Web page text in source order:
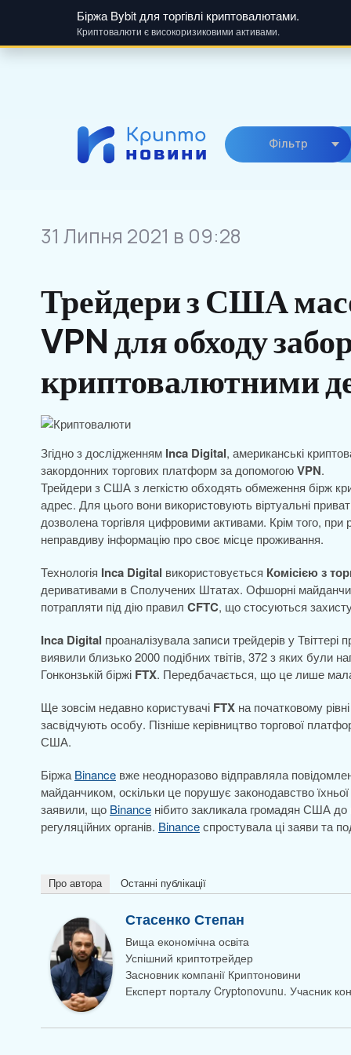
Біржа Bybit для торгівлі криптовалютами.
Криптовалюти є високоризиковими активами.
Фiльтр
31 Липня 2021 в 09:28
Трейдери з США
VPN для обходу
криптовалютними
Згідно з дослідженням Inca Digital, американські
закордонних торгових платформ за допомогоюVPN.
Трейдери з США з легкістю обходять обмеження бірж
адрес. Для цього вони використовують віртуальні
дозволена торгівля цифровими активами. Крім того,
неправдиву інформацію про своє місце проживання.
Технологія Inca Digital використовується Комісією з
деривативами в Сполучених Штатах. Офшорні
потрапляти під дію правил CFTC, що стосуються
Inca Digital проаналізувала записи трейдерів у
виявили близько 2000 подібних твітів, 372 з яких були
Гонконзькій біржі FTX. Передбачається, що це лише мала
Ще зовсім недавно користувачі FTX на початковому рівні
засвідчують особу. Пізніше керівництво торгової
США.
Біржа Binance вже неодноразово відправляла
майданчиком, оскільки це порушує законодавство
заявили, що Binance нібито закликала громадян США до
регуляційних органів. Binanceспростувала ці заяви та
Про автора Останні публікації
Стасенко Степан
Вища економічна освіта
Успішний криптотрейдер
Засновник компанії Криптоновини
Експерт порталу Cryptonovunu. Учасник